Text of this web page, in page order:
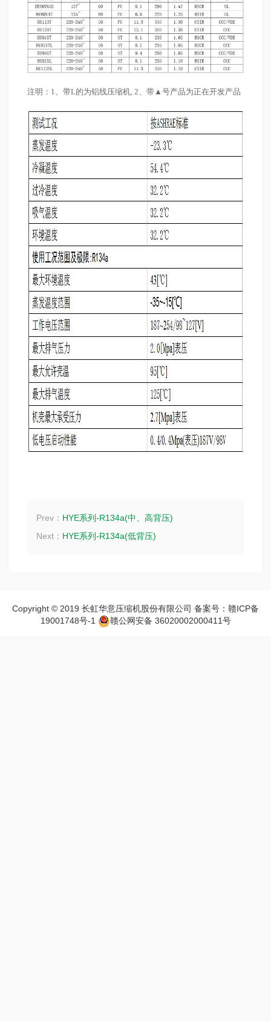
注明： 1、带L的为铝线压缩机, 2、带▲号产品为正在开发产品
Prev： HYE系列-R134a(中、高背压)
Next： HYE系列-R134a(低背压)
Copyright © 2019 长虹华意压缩机股份有限公司 备案号：赣ICP备
19001748号-1
赣公网安备 36020002000411号